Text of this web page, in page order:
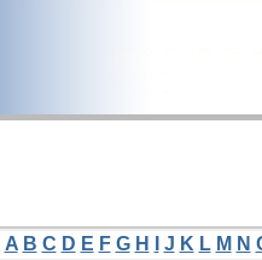
A B C D E F G H J K L M N